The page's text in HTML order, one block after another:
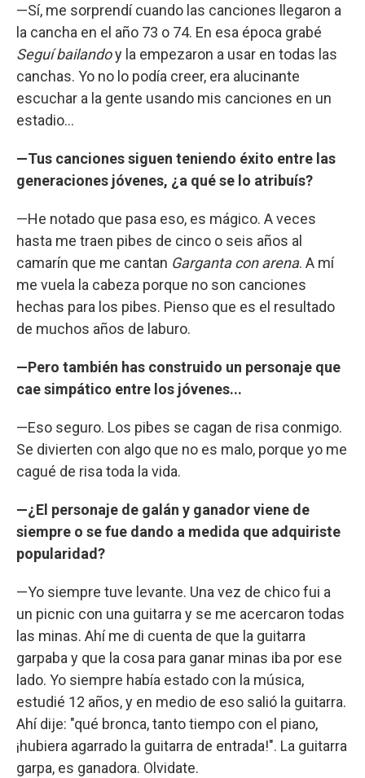
—Sí, me sorprendí cuando las canciones llegaron a
la cancha en el año 73 o 74. En esa época grabé
Seguí bailandoy la empezaron a usar en todas las
canchas. Yo no lo podía creer, era alucinante
escuchar a la gente usando mis canciones en un
estadio...
—Tus canciones siguen teniendo éxito entre las
generaciones jóvenes, ¿a qué se lo atribuís?
—He notado que pasa eso, es mágico. A veces
hasta me traen pibes de cinco o seis años al
camarín que me cantan Garganta con arena. A mí
me vuela la cabeza porque no son canciones
hechas para los pibes. Pienso que es el resultado
de muchos años de laburo.
—Pero también has construido un personaje que
cae simpático entre los jóvenes...
—Eso seguro. Los pibes se cagan de risa conmigo.
Se divierten con algo que no es malo, porque yo me
cagué de risa toda la vida.
—¿El personaje de galán y ganador viene de
siempre o se fue dando a medida que adquiriste
popularidad?
—Yo siempre tuve levante. Una vez de chico fui a
un picnic con una guitarra y se me acercaron todas
las minas. Ahí me di cuenta de que la guitarra
garpaba y que la cosa para ganar minas iba por ese
lado. Yo siempre había estado con la música,
estudié 12 años, y en medio de eso salió la guitarra.
Ahí dije: "qué bronca, tanto tiempo con el piano,
¡hubiera agarrado la guitarra de entrada!". La guitarra
garpa, es ganadora. Olvidate.